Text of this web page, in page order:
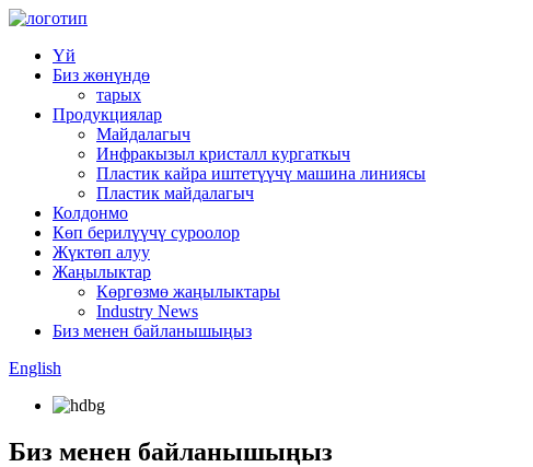
Үй
Биз жөнүндө
тарых
Продукциялар
Майдалагыч
Инфракызыл кристалл кургаткыч
Пластик кайра иштетүүчү машина линиясы
Пластик майдалагыч
Колдонмо
Көп берилүүчү суроолор
Жүктөп алуу
Жаңылыктар
Көргөзмө жаңылыктары
Industry News
Биз менен байланышыңыз
English
Биз менен байланышыңыз